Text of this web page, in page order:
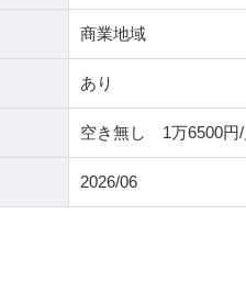
商業地域
あり
空き無し 1万6500円/
2026/06